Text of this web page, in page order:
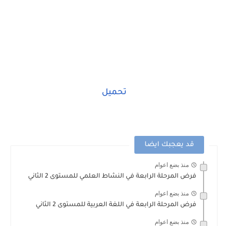
تحميل
قد يعجبك ايضا
منذ بضع اعوام
فرض المرحلة الرابعة في النشاط العلمي للمستوى 2 الثاني
منذ بضع اعوام
فرض المرحلة الرابعة في اللغة العربية للمستوى 2 الثاني
منذ بضع اعوام